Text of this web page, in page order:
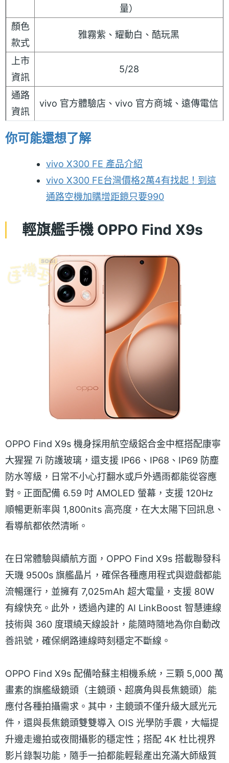
量）
顏色
款式
雅霧紫、耀動白、酷玩黑
上市
資訊
5/28
通路
資訊
vivo 官方體驗店、vivo 官方商城、遠傳電信
你可能還想了解
vivo X300 FE 產品介紹
vivo X300 FE台灣價格2萬4有找起！到這
通路空機加購增距鏡只要990
輕旗艦手機 OPPO Find X9s
OPPO Find X9s 機身採用航空級鋁合金中框搭配康寧
大猩猩 7i 防護玻璃，還支援 IP66、IP68、IP69 防塵
防水等級，日常不小心打翻水或戶外遇雨都能從容應
對。正面配備 6.59 吋 AMOLED 螢幕，支援 120Hz
順暢更新率與 1,800nits 高亮度，在大太陽下回訊息、
看導航都依然清晰。
在日常體驗與續航方面，OPPO Find X9s 搭載聯發科
天璣 9500s 旗艦晶片，確保各種應用程式與遊戲都能
流暢運行，並擁有 7,025mAh 超大電量，支援 80W
有線快充。此外，透過內建的 AI LinkBoost 智慧連線
技術與 360 度環繞天線設計，能隨時隨地為你自動改
善訊號，確保網路連線時刻穩定不斷線。
OPPO Find X9s 配備哈蘇主相機系統，三顆 5,000 萬
畫素的旗艦級鏡頭（主鏡頭、超廣角與長焦鏡頭）能
應付各種拍攝需求。其中，主鏡頭不僅升級大感光元
件，還與長焦鏡頭雙雙導入 OIS 光學防手震，大幅提
升邊走邊拍或夜間攝影的穩定性；搭配 4K 杜比視界
影片錄製功能，隨手一拍都能輕鬆產出充滿大師級質